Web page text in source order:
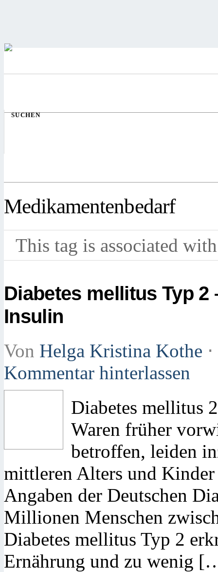
SUCHEN
Medikamentenbedarf
This tag is associated
Diabetes mellitus Typ
Insulin
Von Helga Kristina Kothe ⋅
Kommentar hinterlassen
Diabetes mellitus
Waren früher
betroffen, leiden
mittleren Alters und
Angaben der Deutschen
Millionen Menschen
Diabetes mellitus Typ 2
Ernährung und zu wenig